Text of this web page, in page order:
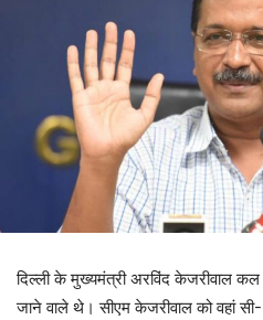
दिल्ली के मुख्यमंत्री अरविंद केजरीवाल कल
जाने वाले थे। सीएम केजरीवाल को वहां